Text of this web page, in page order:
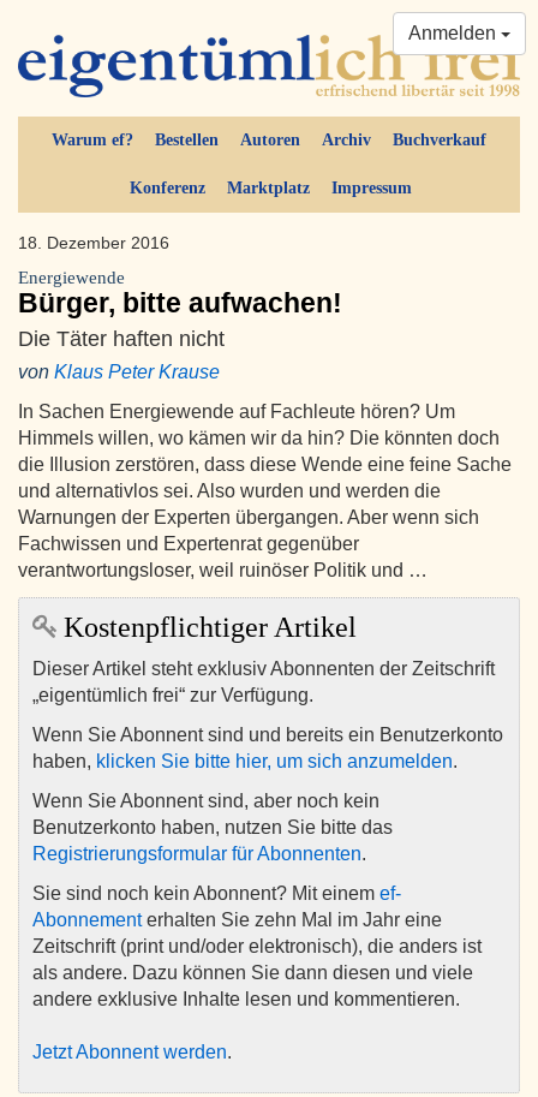
Warum ef? Bestellen Autoren Archiv Buchverkauf
Konferenz Marktplatz Impressum
Anmelden
18. Dezember 2016
Energiewende
Bürger, bitte aufwachen!
Die Täter haften nicht
von Klaus Peter Krause
In Sachen Energiewende auf Fachleute hören? Um
Himmels willen, wo kämen wir da hin? Die könnten doch
die Illusion zerstören, dass diese Wende eine feine Sache
und alternativlos sei. Also wurden und werden die
Warnungen der Experten übergangen. Aber wenn sich
Fachwissen und Expertenrat gegenüber
verantwortungsloser, weil ruinöser Politik und …
Kostenpflichtiger Artikel
Dieser Artikel steht exklusiv Abonnenten der Zeitschrift
„eigentümlich frei“ zur Verfügung.
Wenn Sie Abonnent sind und bereits ein Benutzerkonto
haben, klicken Sie bitte hier, um sich anzumelden.
Wenn Sie Abonnent sind, aber noch kein
Benutzerkonto haben, nutzen Sie bitte das
Registrierungsformular für Abonnenten.
Sie sind noch kein Abonnent? Mit einem ef-
Abonnementerhalten Sie zehn Mal im Jahr eine
Zeitschrift (print und/oder elektronisch), die anders ist
als andere. Dazu können Sie dann diesen und viele
andere exklusive Inhalte lesen und kommentieren.
Jetzt Abonnent werden.